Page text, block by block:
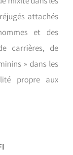
attachés
et des
carrières, de
» dans les
propre aux